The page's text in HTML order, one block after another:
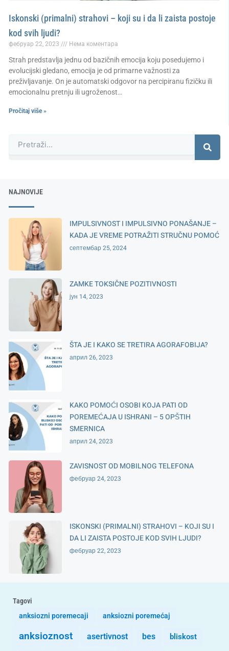
Iskonski (primalni) strahovi – koji su i da li zaista postoje
kod svih ljudi?
фебруар 22, 2023 Нема коментара
Strah predstavlja jednu od bazičnih emocija koju posedujemo i
evolucijski gledano, emocija je od primarne važnosti za
preživljavanje. On je automatski odgovor na percipiranu fizičku ili
emocionalnu pretnju ili ugroženost…
Pročitaj više »
NAJNOVIJE
IMPULSIVNOST I IMPULSIVNO PONAŠANJE –
KADA JE VREME POTRAŽITI STRUČNU POMOĆ
септембар 25, 2024
ZAMKE TOKSIČNE POZITIVNOSTI
јун 14, 2023
ŠTA JE I KAKO SE TRETIRA AGORAFOBIJA?
април 26, 2023
KAKO POMOĆI OSOBI KOJA PATI OD
POREMEĆAJA U ISHRANI – 5 OPŠTIH
SMERNICA
април 24, 2023
ZAVISNOST OD MOBILNOG TELEFONA
фебруар 24, 2023
ISKONSKI (PRIMALNI) STRAHOVI – KOJI SU I
DA LI ZAISTA POSTOJE KOD SVIH LJUDI?
фебруар 22, 2023
Tagovi
anksiozni poremecaji
anksiozni poremećaj
anksioznost asertivnost bes bliskost